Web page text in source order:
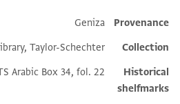
Additional metadata
Provenance
Geniza
Collection
Taylor-Schechter
Historical
shelfmarks
Arabic Box 34, fol. 22